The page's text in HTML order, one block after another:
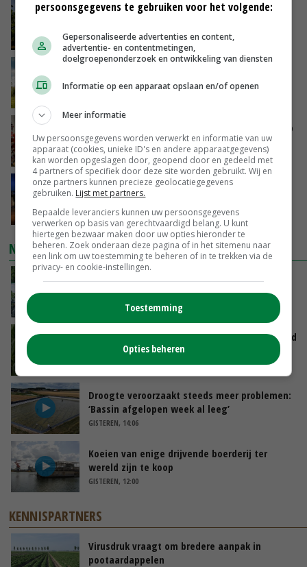
Kamervragen over onttrekkingsverbod,
VANDAAG, 16:27
overkant’
Oorlogen en El Niño stuwen voedselprijzen op
VANDAAG, 15:04
Nettowinst Royal A-ware onder druk ondanks
hogere omzet
VANDAAG, 14:35
NIEUWSTE VIDEO'S
Oekraïne-vlogger Kees Huizinga: ‘Bezoek van
de ambassade mag zelf groente plukken’
VANDAAG, 12:00
Limburgse mais van Frijns doet het verrassend
VANDAAG, 10:00
Droogte veroorzaakt steeds meer problemen:
‘Bassin afgelopen week al leeg’
GISTEREN, 14:06
Koeien van enige drijvende boerderij ter
wereld zijn te koop
GISTEREN, 12:00
KENNISPARTNERS
Virusdruk vraagt om bredere aanpak in
pootaardappelen
persoonsgegevens te gebruiken voor het volgende:
Gepersonaliseerde advertenties en content,
advertentie- en contentmetingen,
doelgroepenonderzoek en ontwikkeling van diensten
Informatie op een apparaat opslaan en/of openen
Meer informatie
Uw persoonsgegevens worden verwerkt en informatie van uw
apparaat (cookies, unieke ID's en andere apparaatgegevens)
kan worden opgeslagen door, geopend door en gedeeld met
4 partners of specifiek door deze site worden gebruikt. Wij en
onze partners kunnen precieze geolocatiegegevens
gebruiken. Lijst met partners.
Bepaalde leveranciers kunnen uw persoonsgegevens
verwerken op basis van gerechtvaardigd belang. U kunt
hiertegen bezwaar maken door uw opties hieronder te
beheren. Zoek onderaan deze pagina of in het sitemenu naar
een link om uw toestemming te beheren of in te trekken via de
privacy- en cookie-instellingen.
Toestemming
Opties beheren